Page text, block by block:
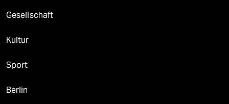
wahrheit
verlag
verlag
Gesellschaft
Kultur
Sport
Berlin